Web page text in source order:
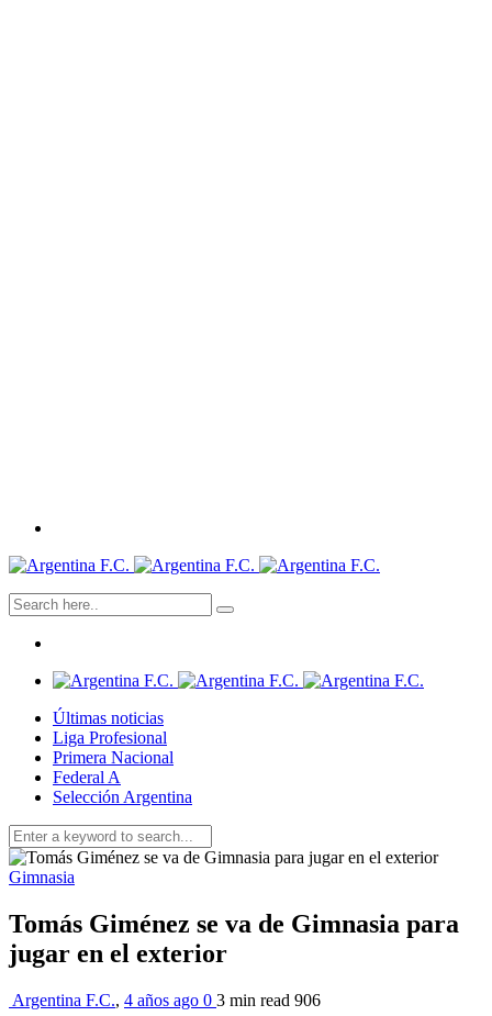
Últimas noticias
Liga Profesional
Primera Nacional
Federal A
Selección Argentina
Gimnasia
Tomás Giménez se va de Gimnasia para
jugar en el exterior
Argentina F.C., 4 años ago 0 3 min read 906